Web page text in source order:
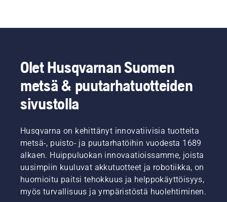
Olet Husqvarnan Suomen
metsä & puutarhatuotteiden
sivustolla
Husqvarna on kehittänyt innovatiivisia tuotteita
metsä-, puisto- ja puutarhatöihin vuodesta 1689
alkaen. Huippuluokan innovaatioissamme, joista
uusimpiin kuuluvat akkutuotteet ja robotiikka, on
huomioitu paitsi tehokkuus ja helppokäyttöisyys,
myös turvallisuus ja ympäristöstä huolehtiminen.